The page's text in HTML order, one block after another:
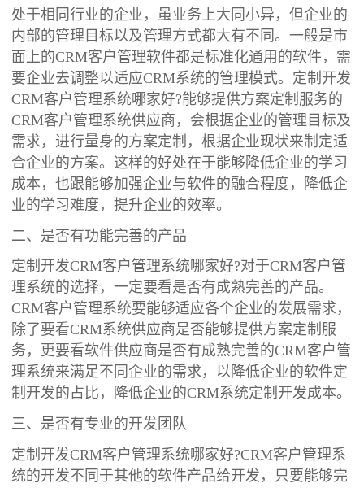
处于相同行业的企业，虽业务上大同小异，但企业的
内部的管理目标以及管理方式都大有不同。一般是市
面上的CRM客户管理软件都是标准化通用的软件，需
要企业去调整以适应CRM系统的管理模式。定制开发
CRM客户管理系统哪家好?能够提供方案定制服务的
CRM客户管理系统供应商，会根据企业的管理目标及
需求，进行量身的方案定制，根据企业现状来制定适
合企业的方案。这样的好处在于能够降低企业的学习
成本，也跟能够加强企业与软件的融合程度，降低企
业的学习难度，提升企业的效率。
二、是否有功能完善的产品
定制开发CRM客户管理系统哪家好?对于CRM客户管
理系统的选择，一定要看是否有成熟完善的产品。
CRM客户管理系统要能够适应各个企业的发展需求，
除了要看CRM系统供应商是否能够提供方案定制服
务，更要看软件供应商是否有成熟完善的CRM客户管
理系统来满足不同企业的需求，以降低企业的软件定
制开发的占比，降低企业的CRM系统定制开发成本。
三、是否有专业的开发团队
定制开发CRM客户管理系统哪家好?CRM客户管理系
统的开发不同于其他的软件产品给开发，只要能够完